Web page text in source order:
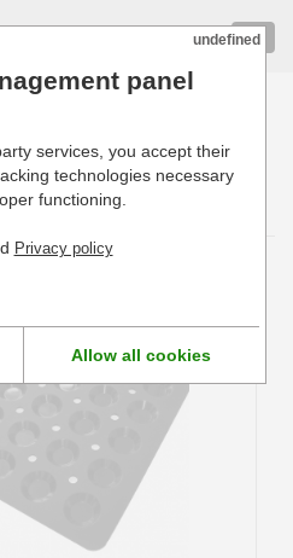
cuisine pour professionnels
undefined
panel
services, you accept their
technologies necessary
functioning.
Privacy policy
Allow all cookies